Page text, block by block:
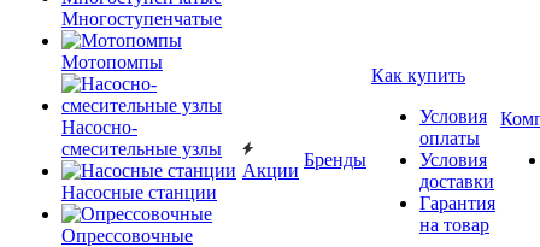
Многоступенчатые
Мотопомпы
Насосно-
смесительные узлы
Насосные станции
Опрессовочные
Акции
Бренды
Как купить
Условия
оплаты
Условия
доставки
Гарантия
на товар